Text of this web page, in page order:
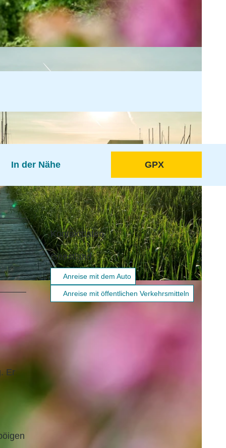
In der Nähe GPX
Er
Kontaktdaten
Geestland
Anreise mit dem Auto
Anreise mit öffentlichen Verkehrsmitteln